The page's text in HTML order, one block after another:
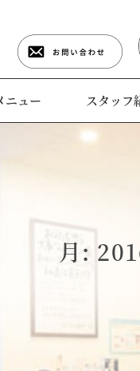
ニュー スタッフ
月: